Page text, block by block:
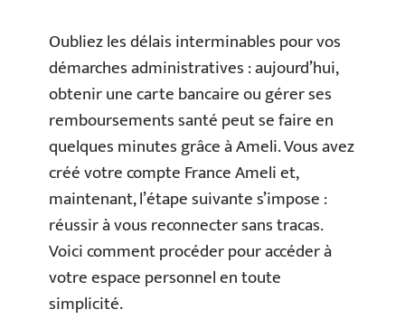
Oubliez les délais interminables pour vos
démarches administratives : aujourd’hui,
obtenir une carte bancaire ou gérer ses
remboursements santé peut se faire en
quelques minutes grâce à Ameli. Vous avez
créé votre compte France Ameli et,
maintenant, l’étape suivante s’impose :
réussir à vous reconnecter sans tracas.
Voici comment procéder pour accéder à
votre espace personnel en toute
simplicité.